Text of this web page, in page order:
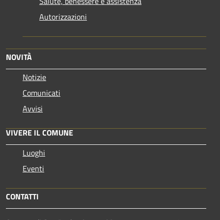
Autorizzazioni
NOVITÀ
Notizie
Comunicati
Avvisi
VIVERE IL COMUNE
Luoghi
Eventi
CONTATTI